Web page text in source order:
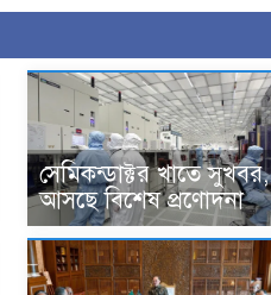
সেমিকন্ডাক্টর খাতে সুখবর,
আসছে বিশেষ প্রণোদনা